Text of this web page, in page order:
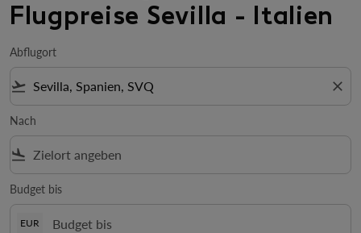
Flugpreise Sevilla - Italien
Abflugort
flight_takeoff close
Nach
flight_land
Budget bis
EUR